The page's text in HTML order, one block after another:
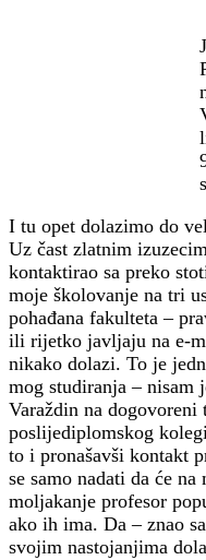
I tu opet dolazimo do
Uz čast zlatnim
kontaktirao sa preko
moje školovanje na tri
pohađana fakulteta –
ili rijetko javljaju na e-
nikako dolazi. To je
mog studiranja – nisam
Varaždin na dogovoreni
poslijediplomskog
to i pronašavši kontakt
se samo nadati da će
moljakanje profesor
ako ih ima. Da – znao
svojim nastojanjima